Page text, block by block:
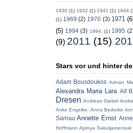
1930 (1) 1932 (1) 1941 (1) 1944
(1) 1969 (2) 1970 (3) 1971
(5) 1994 (3) 1994: (1) 1995
(9) 2011 (15)
Stars vor und hinter
Adam Bousdoukos Adnan
Alexandra Maria Lara Alf
Dresen Andreas Giebel
Anke Engelke: Anna Bederke
Sarnau Annette Ernst
Hoffmann Apinya Sakuljaroensuk